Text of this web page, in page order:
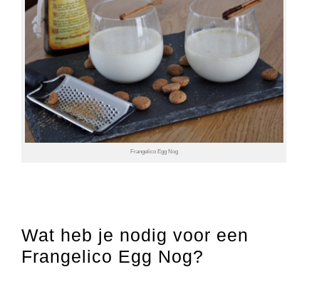
Frangelico Egg Nog
Wat heb je nodig voor een
Frangelico Egg Nog?